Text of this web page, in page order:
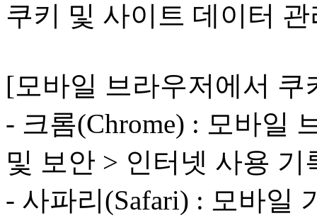
쿠키 및 사이트 데이터
[모바일 브라우저에서 쿠
- 크롬(Chrome) : 모바일
및 보안 > 인터넷 사용 기
- 사파리(Safari) : 모바일